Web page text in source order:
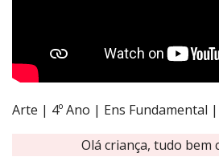
Arte | 4º Ano | Ens Fundamental
Olá criança, tudo bem